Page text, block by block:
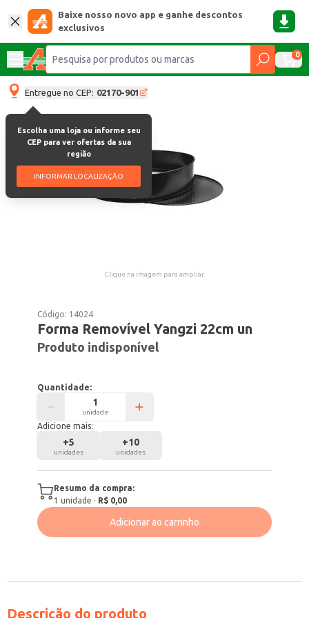
Baixe nosso novo app e ganhe descontos
exclusivos
0
Entregue no CEP: 02170-901
Escolha uma loja ou informe seu
CEP para ver ofertas da sua
região
INFORMAR LOCALIZAÇÃO
Clique na imagem para ampliar.
Código: 14024
Forma Removível Yangzi 22cm un
Produto indisponível
Quantidade:
unidade
Adicione mais:
+5
unidades
+10
unidades
Resumo da compra:
1 unidade · R$ 0,00
Adicionar ao carrinho
Descrição do produto